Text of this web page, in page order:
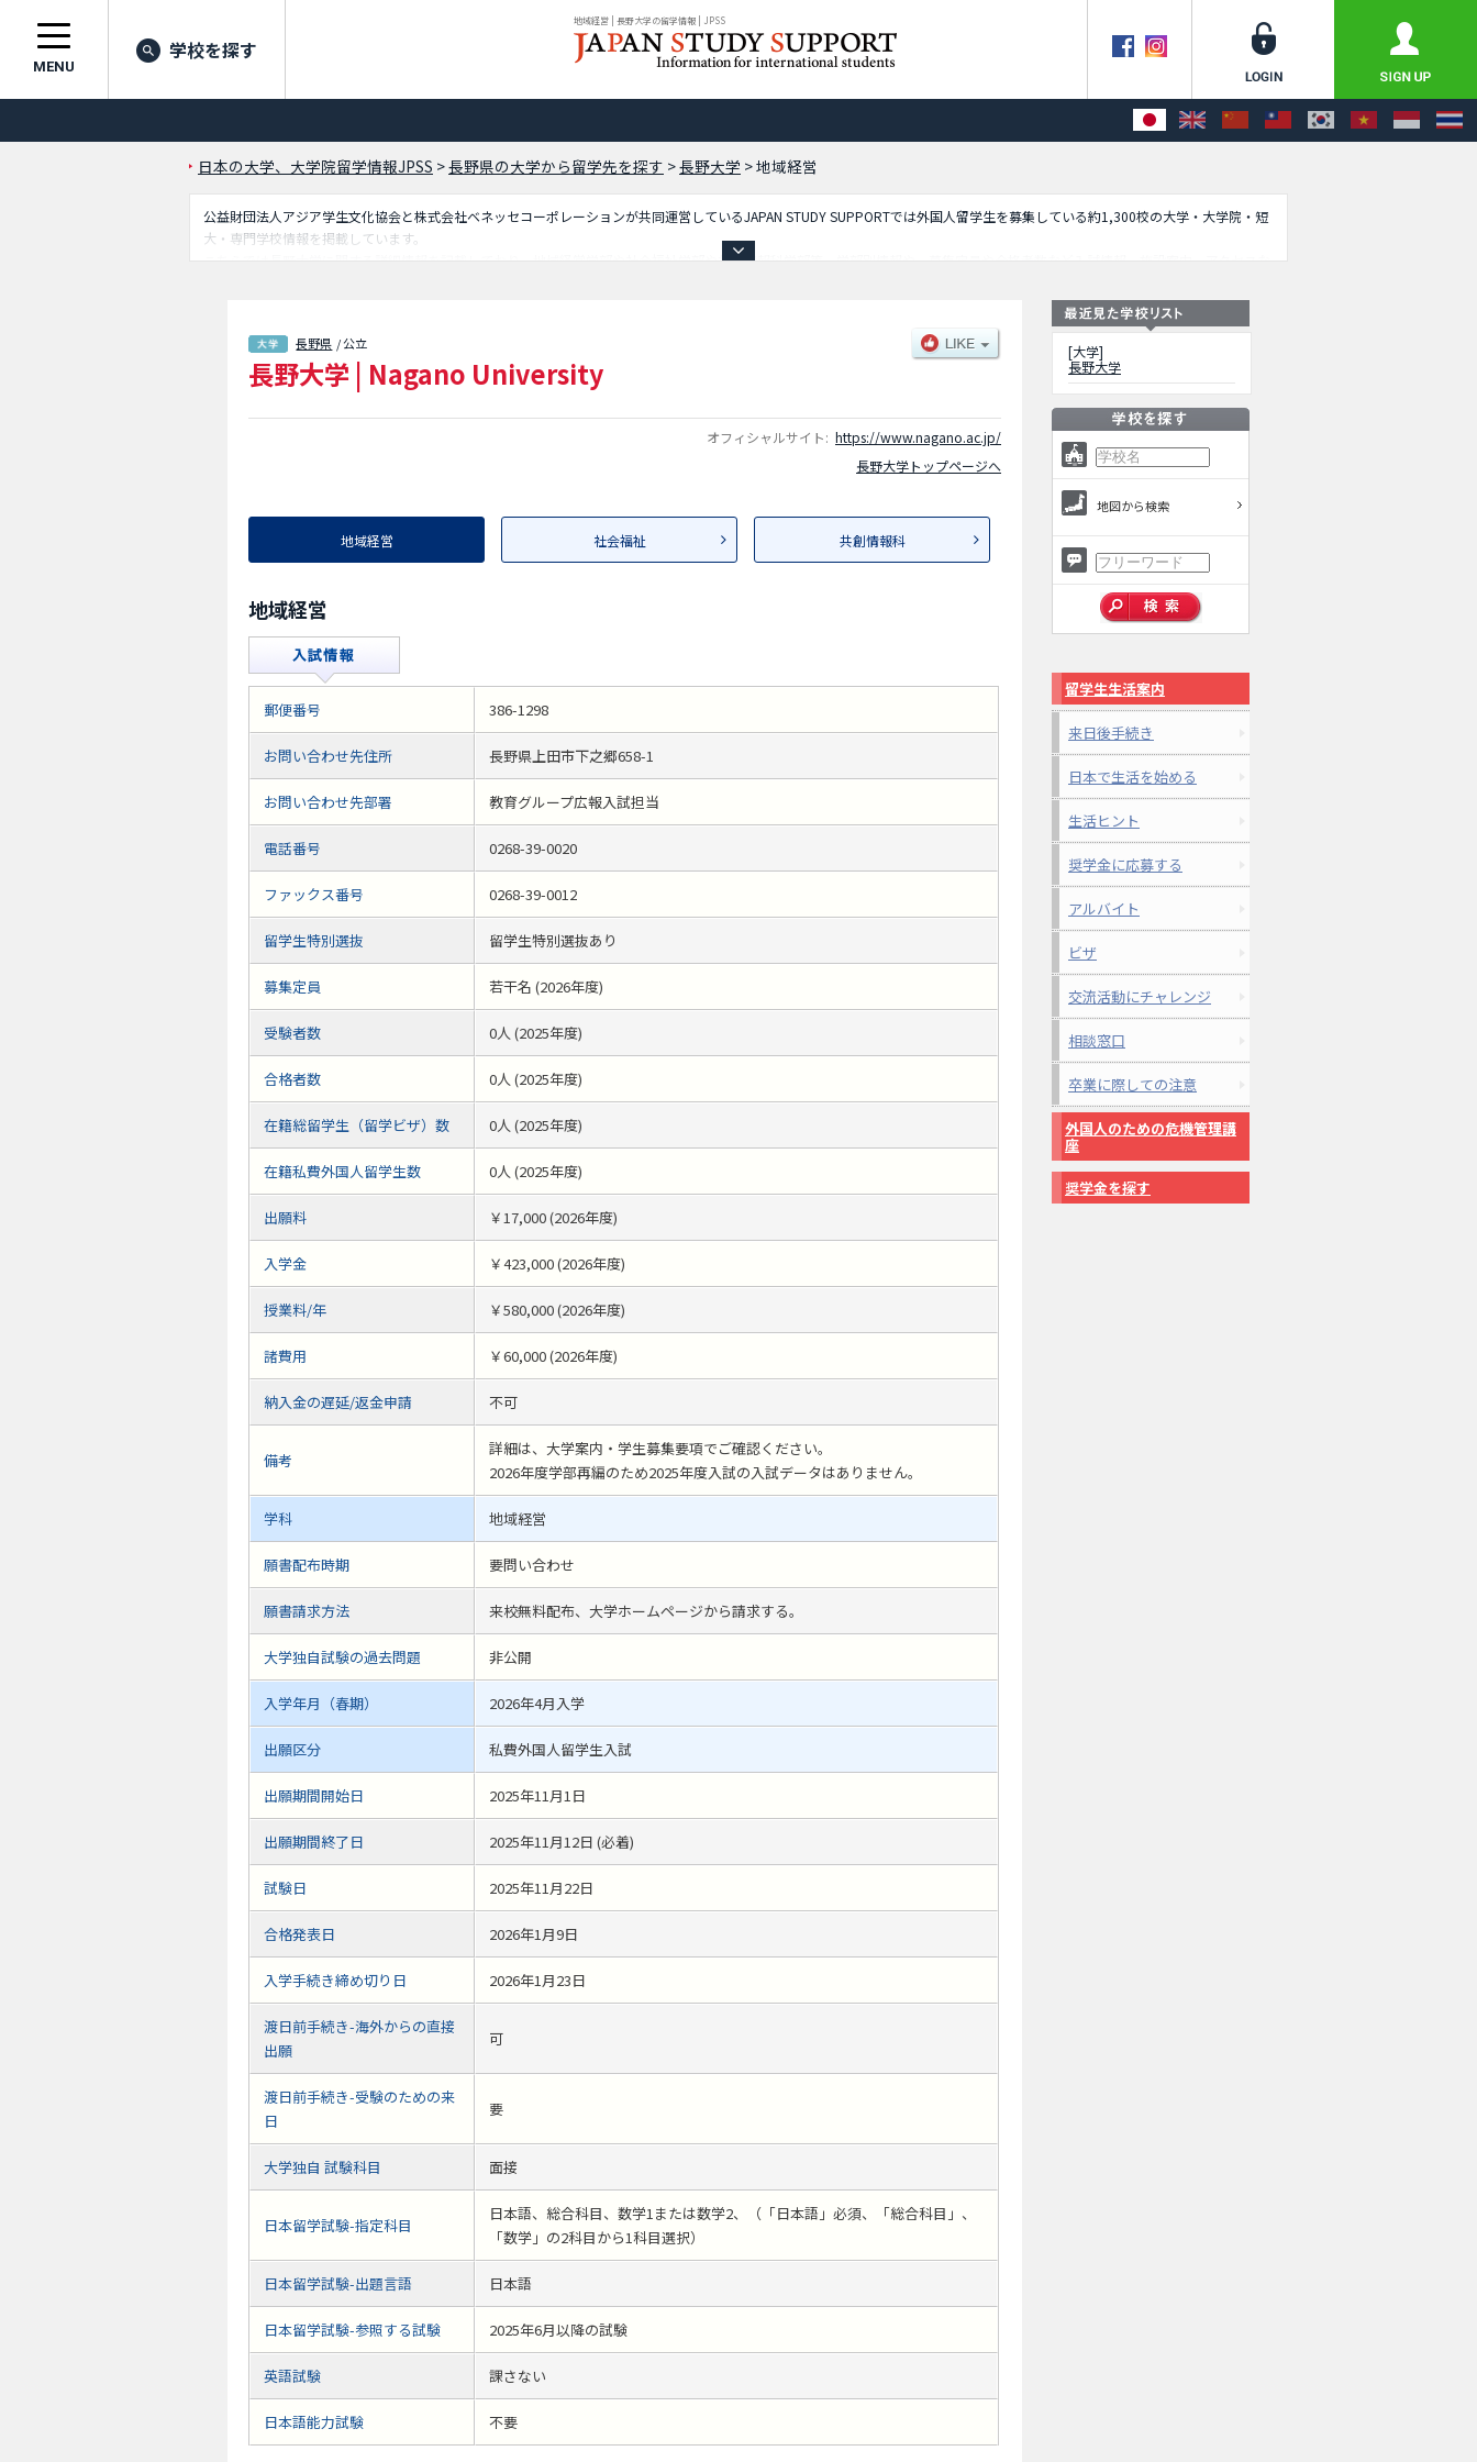
地域経営 | 長野大学の留学情報 | JPSS
MENU
学校を探す
日本の大学、大学院留学情報JPSS >長野県の大学から留学先を探す >長野大学 >地域経営
公益財団法人アジア学生文化協会と株式会社ベネッセコーポレーションが共同運営しているJAPAN STUDY SUPPORTでは外国人留学生を募集している約1,300校の大学・大学院・短
大・専門学校情報を掲載しています。
こちらでは長野大学に関する詳細情報を記載しており、地域経営学部や社会福祉学部や共創情報科学部等、学部別情報や、募集定員や合格者数など入試情報、施設案内、アクセスな
長野県 / 公立
長野大学 | Nagano University
オフィシャルサイト: https://www.nagano.ac.jp/
長野大学トップページへ
地域経営 社会福祉 共創情報科
地域経営
郵便番号 386-1298
お問い合わせ先住所 長野県上田市下之郷658-1
お問い合わせ先部署 教育グループ広報入試担当
電話番号 0268-39-0020
ファックス番号 0268-39-0012
留学生特別選抜 留学生特別選抜あり
募集定員 若干名 (2026年度)
受験者数 0人 (2025年度)
合格者数 0人 (2025年度)
在籍総留学生（留学ビザ）数 0人 (2025年度)
在籍私費外国人留学生数 0人 (2025年度)
出願料 ￥17,000 (2026年度)
入学金 ￥423,000 (2026年度)
授業料/年 ￥580,000 (2026年度)
諸費用 ￥60,000 (2026年度)
納入金の遅延/返金申請 不可
備考
詳細は、大学案内・学生募集要項でご確認ください。
2026年度学部再編のため2025年度入試の入試データはありません。
学科 地域経営
願書配布時期 要問い合わせ
願書請求方法 来校無料配布、大学ホームページから請求する。
大学独自試験の過去問題 非公開
入学年月（春期） 2026年4月入学
出願区分 私費外国人留学生入試
出願期間開始日 2025年11月1日
出願期間終了日 2025年11月12日 (必着)
試験日 2025年11月22日
合格発表日 2026年1月9日
入学手続き締め切り日 2026年1月23日
渡日前手続き-海外からの直接
出願
可
渡日前手続き-受験のための来
日
要
大学独自 試験科目 面接
日本留学試験-指定科目
日本語、総合科目、数学1または数学2、（「日本語」必須、「総合科目」、
「数学」の2科目から1科目選択）
日本留学試験-出題言語 日本語
日本留学試験-参照する試験 2025年6月以降の試験
英語試験 課さない
日本語能力試験 不要
[大学]
長野大学
地図から検索
留学生生活案内
来日後手続き
日本で生活を始める
生活ヒント
奨学金に応募する
アルバイト
ビザ
交流活動にチャレンジ
相談窓口
卒業に際しての注意
外国人のための危機管理講
座
奨学金を探す